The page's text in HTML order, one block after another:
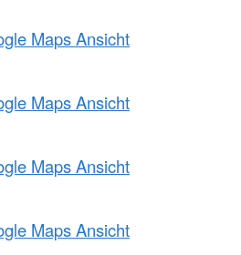
Maps Ansicht
Maps Ansicht
Maps Ansicht
Maps Ansicht